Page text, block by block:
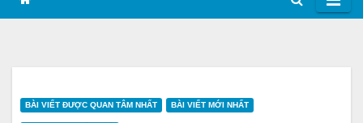
BÀI VIẾT ĐƯỢC QUAN TÂM NHẤT BÀI VIẾT MỚI NHẤT